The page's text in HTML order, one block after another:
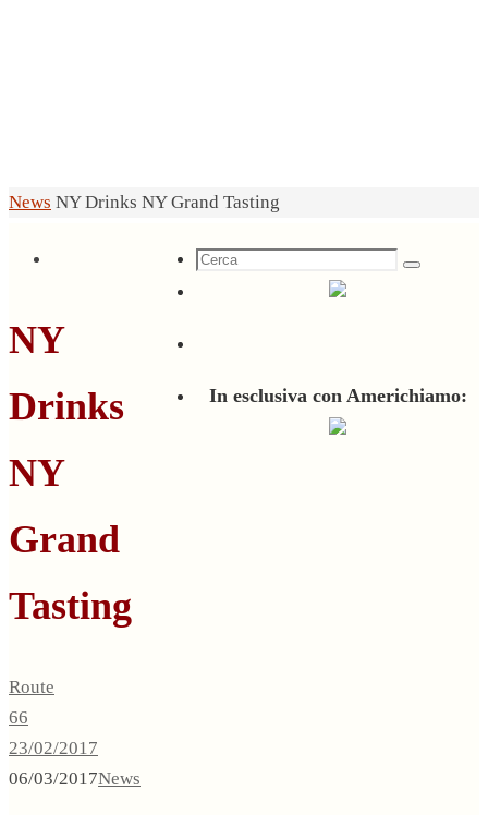
Home
News NY Drinks NY Grand Tasting
NY
Drinks
NY
Grand
Tasting
Route
66
23/02/2017
06/03/2017News
Cerca
Cerca
In esclusiva con Americhiamo: